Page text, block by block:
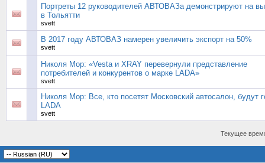
Портреты 12 руководителей АВТОВАЗа демонстрируют на
в Тольятти
svett
В 2017 году АВТОВАЗ намерен увеличить экспорт на 50%
svett
Николя Мор: «Vesta и ХRAY перевернули представление
потребителей и конкурентов о марке LADA»
svett
Николя Мор: Все, кто посетят Московский автосалон, будут
LADA
svett
Текущее